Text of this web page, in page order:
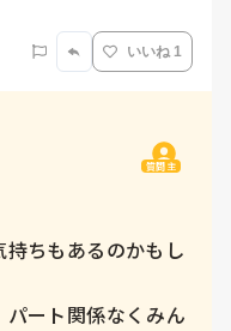
いいね 1
質問主
ちもあるのかもし
ート関係なくみん